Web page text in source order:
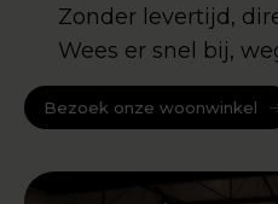
Zonder levertijd,
Wees er snel bij,
Bezoek onze woonwinkel